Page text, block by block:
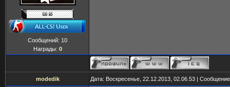
Сообщений: 10
Награды: 0
modedik Дата: Воскресенье, 22.12.2013, 02.06.53 |